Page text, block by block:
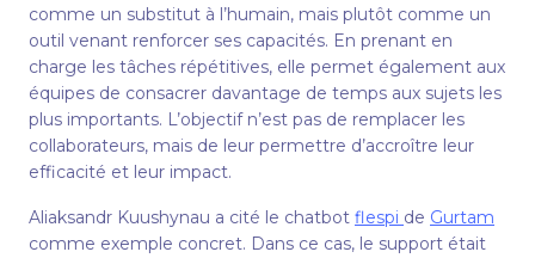
comme un substitut à l’humain, mais plutôt comme un
outil venant renforcer ses capacités. En prenant en
charge les tâches répétitives, elle permet également aux
équipes de consacrer davantage de temps aux sujets les
plus importants. L’objectif n’est pas de remplacer les
collaborateurs, mais de leur permettre d’accroître leur
efficacité et leur impact.
Aliaksandr Kuushynau a cité le chatbot flespi de Gurtam
comme exemple concret. Dans ce cas, le support était